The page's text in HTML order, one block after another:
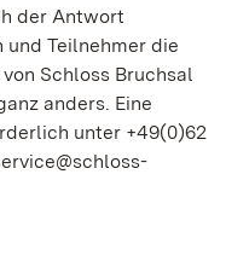
der Antwort
Teilnehmer die
Schloss Bruchsal
anders. Eine
unter +49(0)62